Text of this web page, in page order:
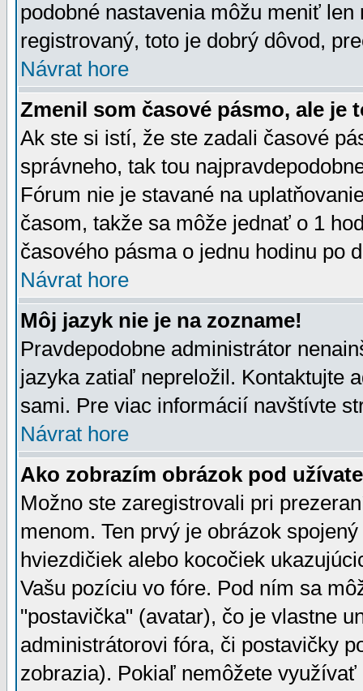
podobné nastavenia môžu meniť
registrovaný, toto je dobrý dôvod,
Návrat hore
Zmenil som časové pásmo, ale je
Ak ste si istí, že ste zadali časové
správneho, tak tou
Fórum nie je stavané na
časom, takže sa môže jednať o 1
časového pásma o jednu hodinu po
Návrat hore
Môj jazyk nie je na zozname!
Pravdepodobne administrátor
jazyka zatiaľ nepreložil. Kontaktujte
sami. Pre viac informácií navštívte
Návrat hore
Ako zobrazím obrázok pod
Možno ste zaregistrovali pri
menom. Ten prvý je obrázok
hviezdičiek alebo kocočiek
Vašu pozíciu vo fóre. Pod ním sa
"postavička" (avatar), čo je vlastne
administrátorovi fóra, či postavičky
zobrazia). Pokiaľ nemôžete